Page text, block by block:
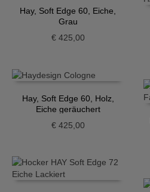
Hay, Soft Edge 60, Eiche,
Grau
€425,00
Hay, Soft Edge 60, Holz,
Eiche geräuchert
€425,00